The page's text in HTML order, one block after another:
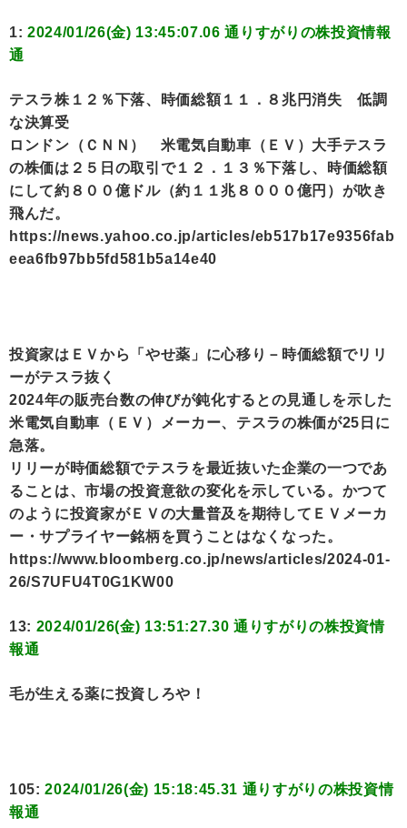
1: 2024/01/26(金) 13:45:07.06 通りすがりの株投資情報
通
テスラ株１２％下落、時価総額１１．８兆円消失 低調
な決算受
ロンドン（ＣＮＮ） 米電気自動車（ＥＶ）大手テスラ
の株価は２５日の取引で１２．１３％下落し、時価総額
にして約８００億ドル（約１１兆８０００億円）が吹き
飛んだ。
https://news.yahoo.co.jp/articles/eb517b17e9356fab
eea6fb97bb5fd581b5a14e40
投資家はＥＶから「やせ薬」に心移り－時価総額でリリ
ーがテスラ抜く
2024年の販売台数の伸びが鈍化するとの見通しを示した
米電気自動車（ＥＶ）メーカー、テスラの株価が25日に
急落。
リリーが時価総額でテスラを最近抜いた企業の一つであ
ることは、市場の投資意欲の変化を示している。かつて
のように投資家がＥＶの大量普及を期待してＥＶメーカ
ー・サプライヤー銘柄を買うことはなくなった。
https://www.bloomberg.co.jp/news/articles/2024-01-
26/S7UFU4T0G1KW00
13: 2024/01/26(金) 13:51:27.30 通りすがりの株投資情
報通
毛が生える薬に投資しろや！
105:2024/01/26(金) 15:18:45.31 通りすがりの株投資情
報通